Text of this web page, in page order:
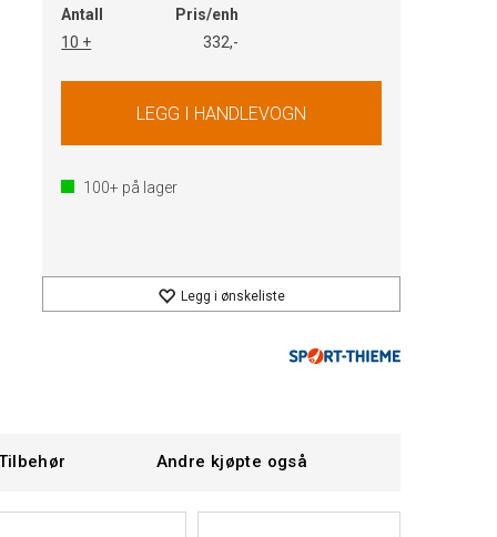
Antall
Pris/enh
10 +
332,-
100+ på lager
Legg i ønskeliste
Andre kjøpte også